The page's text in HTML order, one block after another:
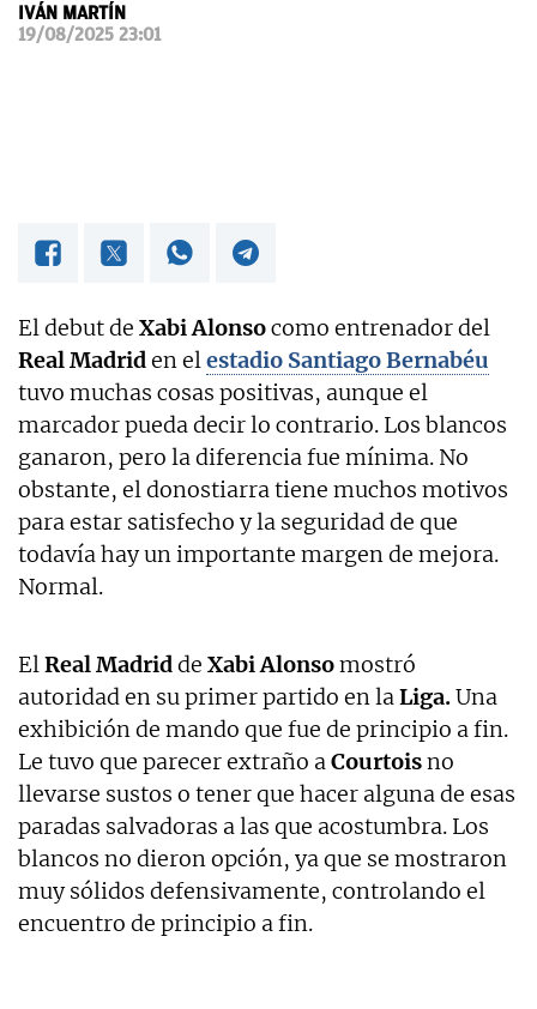
IVÁN MARTÍN
19/08/2025 23:01
El debut de Xabi Alonsocomo entrenador del
Real Madriden elestadio Santiago Bernabéu
tuvo muchas cosas positivas, aunque el
marcador pueda decir lo contrario. Los blancos
ganaron, pero la diferencia fue mínima. No
obstante, el donostiarra tiene muchos motivos
para estar satisfecho y la seguridad de que
todavía hay un importante margen de mejora.
Normal.
ElReal Madridde Xabi Alonsomostró
autoridad en su primer partido en laLiga.Una
exhibición de mando que fue de principio a fin.
Le tuvo que parecer extraño aCourtoisno
llevarse sustos o tener que hacer alguna de esas
paradas salvadoras a las que acostumbra. Los
blancos no dieron opción, ya que se mostraron
muy sólidos defensivamente, controlando el
encuentro de principio a fin.